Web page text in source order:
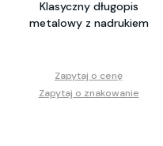
Klasyczny długopis
metalowy z nadrukiem
Zapytaj o cenę
Zapytaj o znakowanie